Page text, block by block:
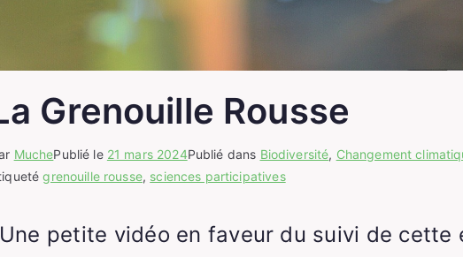
Grenouille Rousse
MuchePublié le 21 mars 2024Publié dans Biodiversité, Changement
grenouille rousse, sciences participatives
Une petite vidéo en faveur du suivi de cette